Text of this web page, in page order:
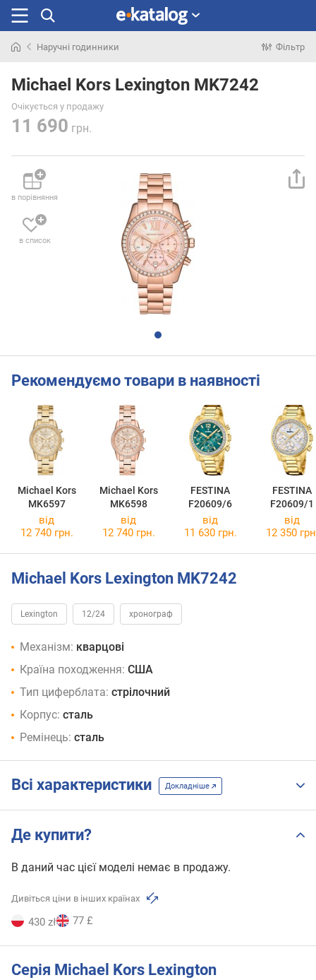
раніше
Наручні годинники Фільтр
Michael Kors Lexington MK7242
Очікується у продажу
11 690 грн.
в порівняння
в список
Рекомендуємо товари в наявності
Michael Kors
MK6597
Michael Kors
MK6598
FESTINA
F20609/6
FESTINA
F20609/1
від
12 740 грн.
від
12 740 грн.
від
11 630 грн.
від
12 350
Michael Kors Lexington MK7242
Lexington 12/24 хронограф
Механізм: кварцові
Країна походження: США
Тип циферблата: стрілочний
Корпус: сталь
Ремінець: сталь
Всі характеристики Докладніше
Де купити?
В даний час цієї моделі немає в продажу.
Дивіться ціни в інших країнах
430 zł 77 £
Серія Michael Kors Lexington